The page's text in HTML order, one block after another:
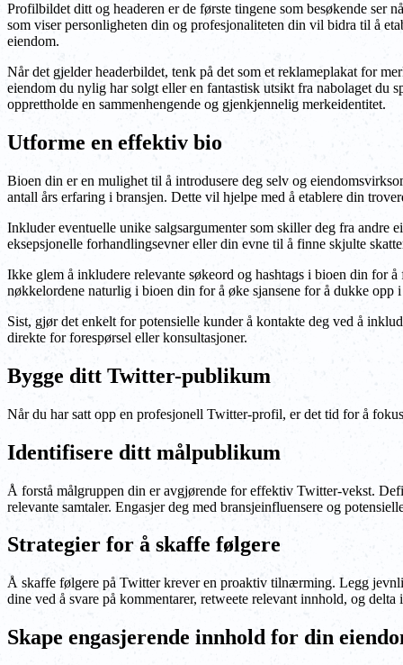
Profilbildet ditt og headeren er de første tingene som besøkende
som viser personligheten din og profesjonaliteten din vil bidra til å
eiendom.
Når det gjelder headerbildet, tenk på det som et reklameplakat for
eiendom du nylig har solgt eller en fantastisk utsikt fra nabolaget du
opprettholde en sammenhengende og gjenkjennelig merkeidentitet.
Utforme en effektiv bio
Bioen din er en mulighet til å introdusere deg selv og
antall års erfaring i bransjen. Dette vil hjelpe med å etablere din
Inkluder eventuelle unike salgsargumenter som skiller deg fra andre
eksepsjonelle forhandlingsevner eller din evne til å finne skjulte
Ikke glem å inkludere relevante søkeord og hashtags i bioen din for
nøkkelordene naturlig i bioen din for å øke sjansene for å dukke opp i
Sist, gjør det enkelt for potensielle kunder å kontakte deg ved å
direkte for forespørsel eller konsultasjoner.
Bygge ditt Twitter-publikum
Når du har satt opp en profesjonell Twitter-profil, er det tid for å
Identifisere ditt målpublikum
Å forstå målgruppen din er avgjørende for effektiv Twitter-vekst.
relevante samtaler. Engasjer deg med bransjeinfluensere og
Strategier for å skaffe følgere
Å skaffe følgere på Twitter krever en proaktiv tilnærming. Legg
dine ved å svare på kommentarer, retweete relevant innhold, og
Skape engasjerende innhold for din